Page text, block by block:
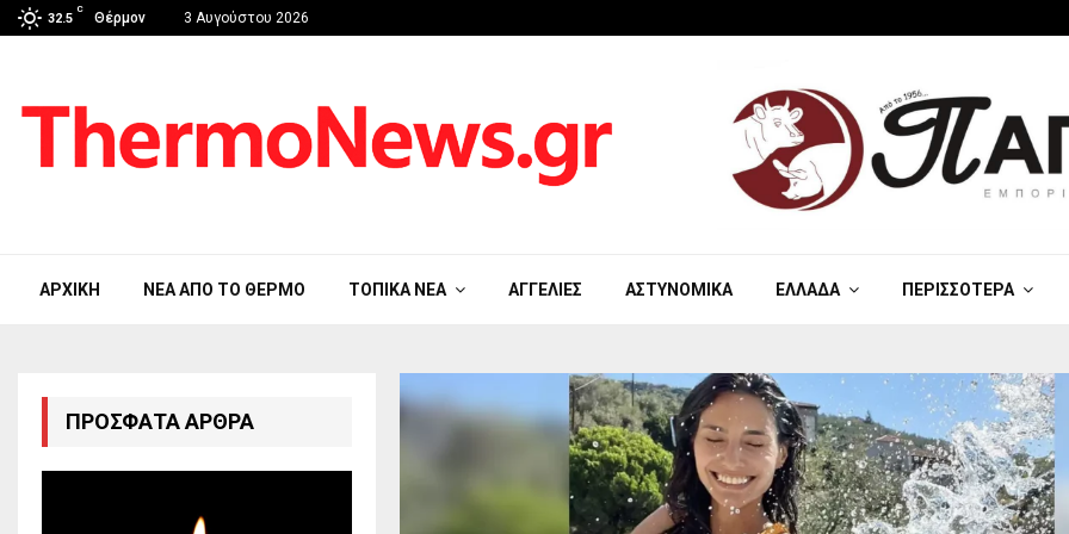
32.5
C
Θέρμον 3 Αυγούστου 2026
ΑΡΧΙΚΉ ΝΈΑ ΑΠΟ ΤΟ ΘΈΡΜΟ ΤΟΠΙΚΆ ΝΈΑ ΑΓΓΕΛΊΕΣ ΑΣΤΥΝΟΜΙΚΆ ΕΛΛΆΔΑ ΠΕΡΙΣΣΌΤΕΡΑ
ΠΡΌΣΦΑΤΑ ΆΡΘΡΑ